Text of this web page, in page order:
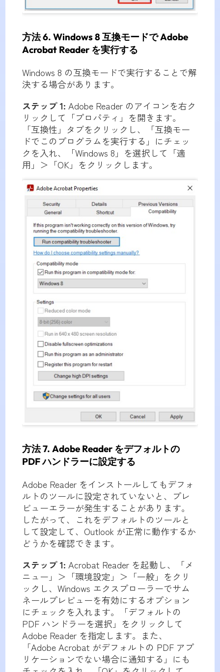
方法 6. Windows 8 互換モードで Adobe
Acrobat Reader を実行する
Windows 8 の互換モードで実行することで解
決する場合があります。
ステップ 1: Adobe Reader のアイコンを右ク
リックして「プロパティ」を開きます。
「互換性」タブをクリックし、「互換モー
ドでこのプログラムを実行する」にチェッ
クを入れ、「Windows 8」を選択して「適
用」＞「OK」をクリックします。
方法 7. Adobe Reader をデフォルトの
PDF ハンドラーに設定する
Adobe Reader をインストールしてもデフォ
ルトのツールに設定されていないと、プレ
ビューエラーが発生することがあります。
したがって、これをデフォルトのツールと
して設定して、Outlook が正常に動作するか
どうかを確認できます。
ステップ 1: Acrobat Reader を起動し、「メ
ニュー」＞「環境設定」＞「一般」をクリ
ックし、Windows エクスプローラーでサム
ネールプレビューを有効にするオプション
にチェックを入れます。「デフォルトの
PDF ハンドラーを選択」をクリックして
Adobe Reader を指定します。また、
「Adobe Acrobat がデフォルトの PDF アプ
リケーションでない場合に通知する」にも